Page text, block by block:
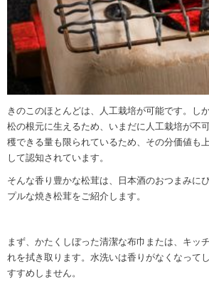
きのこのほとんどは、人工栽培が可能です。し
松の根元に生えるため、いまだに人工栽培が不
穫できる量も限られているため、その分価値も
して認知されています。
そんな香り豊かな松茸は、日本酒のおつまみに
プルな焼き松茸をご紹介します。
まず、かたくしぼった清潔な布巾または、キッ
れを拭き取ります。水洗いは香りがなくなって
すすめしません。